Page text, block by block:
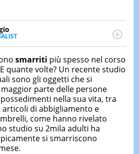
DI
IERI
un Master in Marketing Management
di contenuti in ottica SEO e
strategie marketing attraverso
smarriti più spesso nel corso
quante volte? Un recente studio
sono gli oggetti che si
parte delle persone
nella sua vita, tra
articoli di abbigliamento e
come hanno rivelato
studio su 2mila adulti ha
si smarriscono